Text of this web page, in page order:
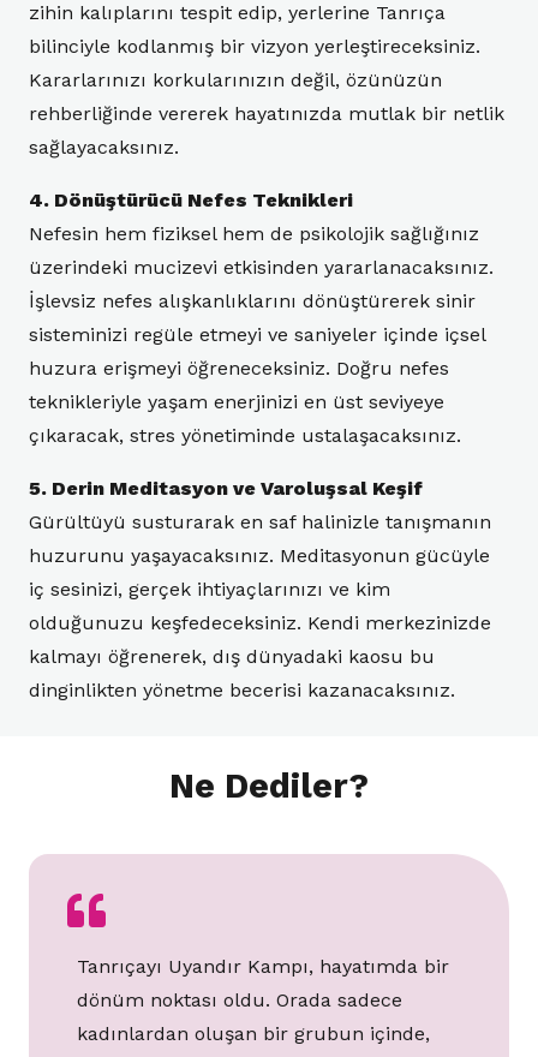
zihin kalıplarını tespit edip, yerlerine Tanrıça
bilinciyle kodlanmış bir vizyon yerleştireceksiniz.
Kararlarınızı korkularınızın değil, özünüzün
rehberliğinde vererek hayatınızda mutlak bir netlik
sağlayacaksınız.
4. Dönüştürücü Nefes Teknikleri
Nefesin hem fiziksel hem de psikolojik sağlığınız
üzerindeki mucizevi etkisinden yararlanacaksınız.
İşlevsiz nefes alışkanlıklarını dönüştürerek sinir
sisteminizi regüle etmeyi ve saniyeler içinde içsel
huzura erişmeyi öğreneceksiniz. Doğru nefes
teknikleriyle yaşam enerjinizi en üst seviyeye
çıkaracak, stres yönetiminde ustalaşacaksınız.
5. Derin Meditasyon ve Varoluşsal Keşif
Gürültüyü susturarak en saf halinizle tanışmanın
huzurunu yaşayacaksınız. Meditasyonun gücüyle
iç sesinizi, gerçek ihtiyaçlarınızı ve kim
olduğunuzu keşfedeceksiniz. Kendi merkezinizde
kalmayı öğrenerek, dış dünyadaki kaosu bu
dinginlikten yönetme becerisi kazanacaksınız.
Ne Dediler?
Tanrıçayı Uyandır Kampı, hayatımda bir
dönüm noktası oldu. Orada sadece
kadınlardan oluşan bir grubun içinde,